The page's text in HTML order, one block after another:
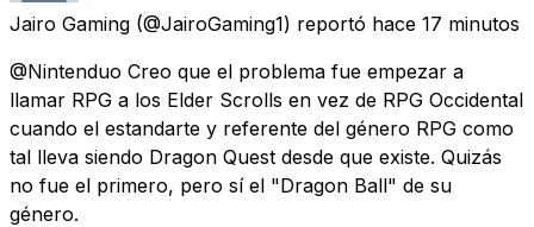
Jairo Gaming (@JairoGaming1) reportó hace 17 minutos
@Nintenduo Creo que el problema fue empezar a
llamar RPG a los Elder Scrolls en vez de RPG Occidental
cuando el estandarte y referente del género RPG como
tal lleva siendo Dragon Quest desde que existe. Quizás
no fue el primero, pero sí el "Dragon Ball" de su
género.